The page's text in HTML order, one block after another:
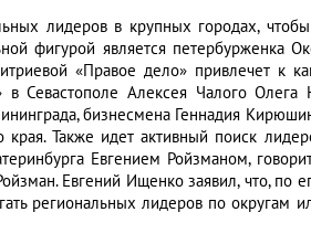
лидеров в крупных городах,
фигурой является петербурженка
«Правое дело» привлечет к
Севастополе Алексея Чалого Олега
бизнесмена Геннадия
Также идет активный поиск
Евгением Ройзманом,
Евгений Ищенко заявил, что, по
региональных лидеров по округам